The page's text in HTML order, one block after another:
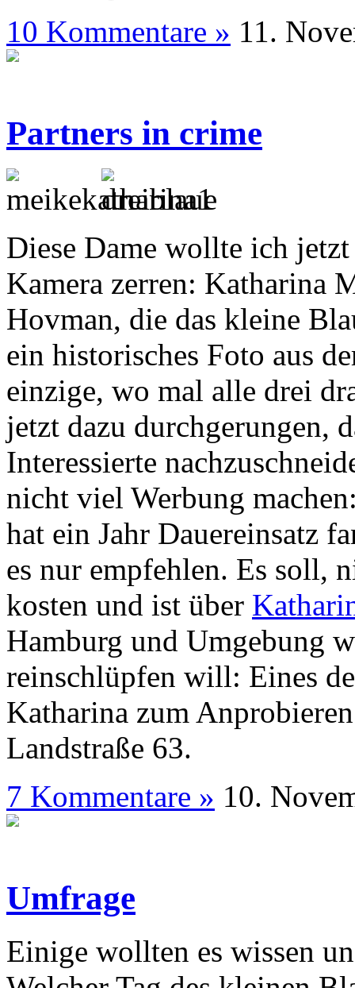
10 Kommentare » 11.
Partners in crime
Diese Dame wollte ich
Kamera zerren: Katharina
Hovman, die das kleine
ein historisches Foto aus
einzige, wo mal alle drei
jetzt dazu durchgerungen,
Interessierte
nicht viel Werbung
hat ein Jahr Dauereinsatz
es nur empfehlen. Es soll,
kosten und ist über
Hamburg und Umgebung
reinschlüpfen will: Eines
Katharina zum
Landstraße 63.
7 Kommentare » 10.
Umfrage
Einige wollten es wissen